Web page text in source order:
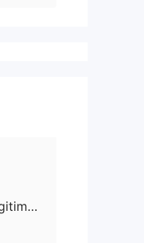
Considering user feedback and your own evaluation, how legitimate do you believe Upbest is?